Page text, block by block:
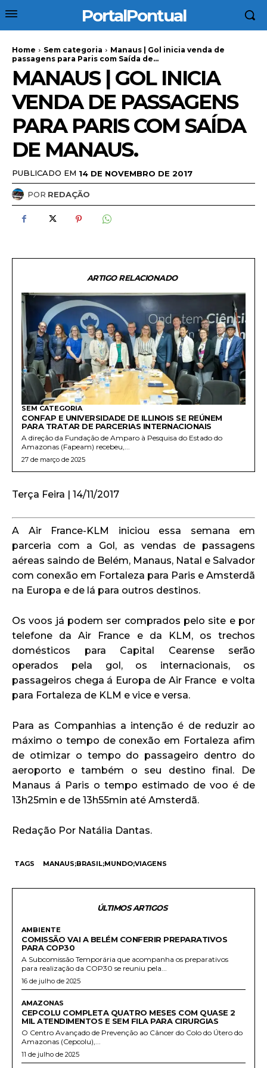
PortalPontual
Home Sem categoria
Manaus | Gol inicia venda de
passagens para Paris com Saída de...
MANAUS | GOL INICIA
VENDA DE PASSAGENS
PARA PARIS COM SAÍDA
DE MANAUS.
PUBLICADO EM 14 DE NOVEMBRO DE 2017
POR REDAÇÃO
ARTIGO RELACIONADO
SEM CATEGORIA
CONFAP E UNIVERSIDADE DE ILLINOIS SE REÚNEM
PARA TRATAR DE PARCERIAS INTERNACIONAIS
A direção da Fundação de Amparo à Pesquisa do Estado do
Amazonas (Fapeam) recebeu,...
27 de março de 2025
Terça Feira | 14/11/2017
A Air France-KLM iniciou essa semana em
parceria com a Gol, as vendas de passagens
aéreas saindo de Belém, Manaus, Natal e Salvador
com conexão em Fortaleza para Paris e Amsterdã
na Europa e de lá para outros destinos.
Os voos já podem ser comprados pelo site e por
telefone da Air France e da KLM, os trechos
domésticos para Capital Cearense serão
operados pela gol, os internacionais, os
passageiros chega á Europa de Air France e volta
para Fortaleza de KLM e vice e versa.
Para as Companhias a intenção é de reduzir ao
máximo o tempo de conexão em Fortaleza afim
de otimizar o tempo do passageiro dentro do
aeroporto e também o seu destino final. De
Manaus á Paris o tempo estimado de voo é de
13h25min e de 13h55min até Amsterdã.
Redação Por Natália Dantas.
TAGS MANAUS;BRASIL;MUNDO;VIAGENS
ÚLTIMOS ARTIGOS
AMBIENTE
COMISSÃO VAI A BELÉM CONFERIR PREPARATIVOS
PARA COP30
A Subcomissão Temporária que acompanha os preparativos
para realização da COP30 se reuniu pela...
16 de julho de 2025
AMAZONAS
CEPCOLU COMPLETA QUATRO MESES COM QUASE 2
MIL ATENDIMENTOS E SEM FILA PARA CIRURGIAS
O Centro Avançado de Prevenção ao Câncer do Colo do Útero do
Amazonas (Cepcolu),...
11 de julho de 2025